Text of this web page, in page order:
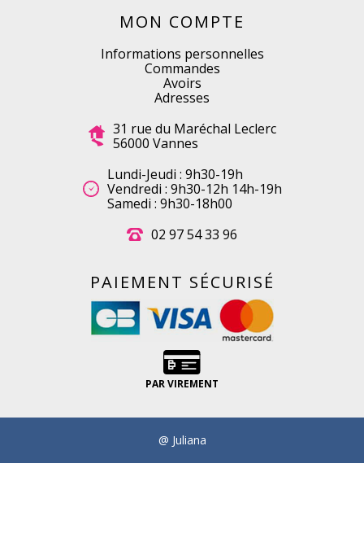
MON COMPTE
Informations personnelles
Commandes
Avoirs
Adresses
31 rue du Maréchal Leclerc
56000 Vannes
Lundi-Jeudi : 9h30-19h
Vendredi : 9h30-12h 14h-19h
Samedi : 9h30-18h00
02 97 54 33 96
PAIEMENT SÉCURISÉ
PAR VIREMENT
@ Juliana